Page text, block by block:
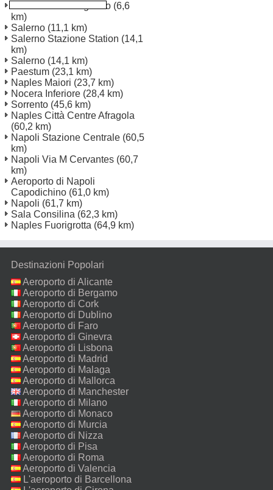
Salerno Pontecagnano (6,6
km)
Salerno (11,1 km)
Salerno Stazione Station (14,1
km)
Salerno (14,1 km)
Paestum (23,1 km)
Naples Maiori (23,7 km)
Nocera Inferiore (28,4 km)
Sorrento (45,6 km)
Naples Città Centre Afragola
(60,2 km)
Napoli Stazione Centrale (60,5
km)
Napoli Via M Cervantes (60,7
km)
Aeroporto di Napoli
Capodichino (61,0 km)
Napoli (61,7 km)
Sala Consilina (62,3 km)
Naples Fuorigrotta (64,9 km)
Destinazioni Popolari
Aeroporto di Alicante
Aeroporto di Bergamo
Aeroporto di Cork
Aeroporto di Dublino
Aeroporto di Faro
Aeroporto di Ginevra
Aeroporto di Lisbona
Aeroporto di Madrid
Aeroporto di Malaga
Aeroporto di Mallorca
Aeroporto di Manchester
Aeroporto di Milano
Malpensa
Aeroporto di Monaco
Aeroporto di Murcia
Aeroporto di Nizza
Aeroporto di Pisa
Aeroporto di Roma
Fiumicino
Aeroporto di Valencia
L'aeroporto di Barcellona